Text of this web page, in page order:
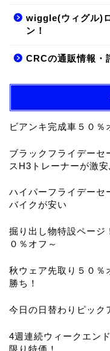
wiggle(ウィグル)
ン！
CRCの通販情報・
ビアンキ完成車５０％
ブラックフライデーセ
スH3トレーナーが激
ハイパーフライデーセ
バイクが安い
掘り出し物特設ページ
０％オフ～
秋ウェア先取り５０％
勝ち！
今日の日替わりピック
4週連続ウィークエン
限り特価！